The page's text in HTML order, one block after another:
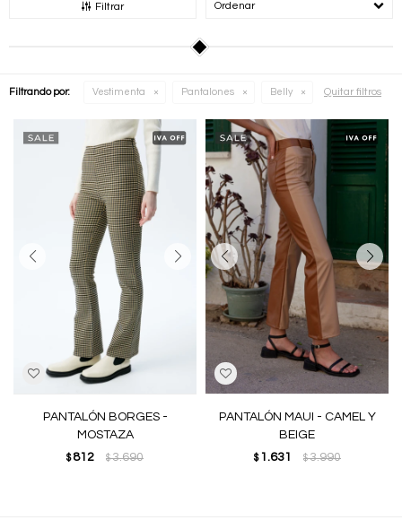
Filtrar Recomendados
Filtrando por: Vestimenta Pantalones Belly Quitar filtros
PANTALÓN BORGES -
MOSTAZA
$ 812 $3.690
PANTALÓN MAUI - CAMEL Y
BEIGE
$ 1.631 $3.990